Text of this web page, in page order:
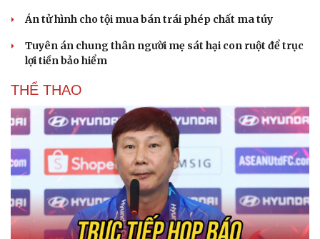
Án tử hình cho tội mua bán trái phép chất ma túy
Tuyên án chung thân người mẹ sát hại con ruột để trục
lợi tiền bảo hiểm
THỂ THAO